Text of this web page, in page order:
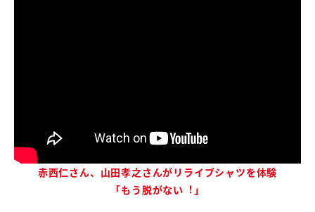
⾚⻄仁さん、⼭⽥孝之さんがリライブシャツを体験
「もう脱がない︕」